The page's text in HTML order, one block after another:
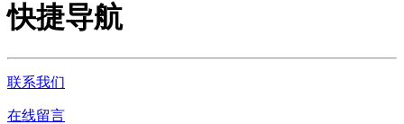
快捷导航
联系我们
在线留言